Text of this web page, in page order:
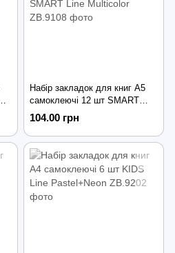
Набір закладок для книг А5
самоклеючі 12 шт SMART
Line Multicolor
104.00 грн